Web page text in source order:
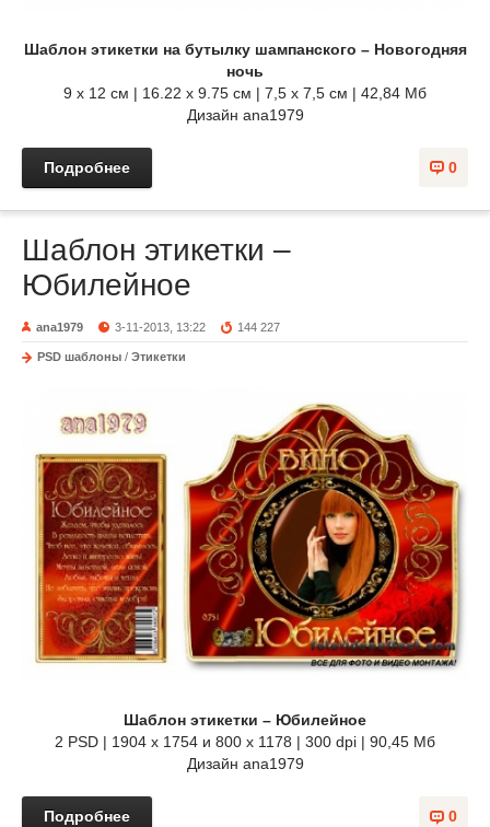
Шаблон этикетки на бутылку шампанского – Новогодняя
ночь
9 х 12 см | 16.22 х 9.75 см | 7,5 х 7,5 см | 42,84 Мб
Дизайн ana1979
0
Подробнее
Шаблон этикетки –
Юбилейное
ana1979 3-11-2013, 13:22 144 227
PSD шаблоны / Этикетки
Шаблон этикетки – Юбилейное
2 PSD | 1904 x 1754 и 800 х 1178 | 300 dpi | 90,45 Мб
Дизайн аnа1979
0
Подробнее